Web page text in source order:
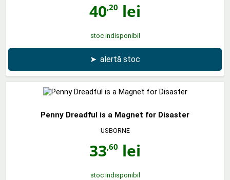
40,20 lei
stoc indisponibil
➤ alertă stoc
Penny Dreadful is a Magnet for Disaster
USBORNE
33,60 lei
stoc indisponibil